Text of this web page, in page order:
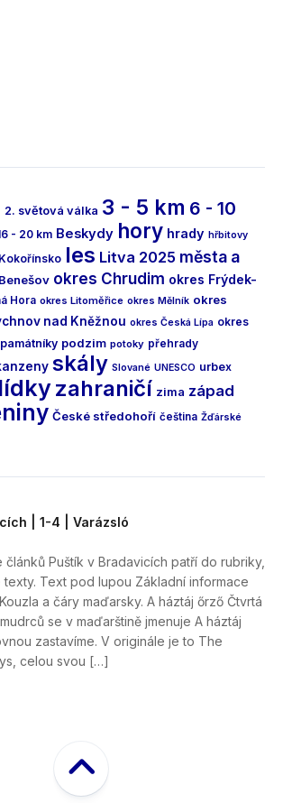
2. světová válka 3 - 5 km 6 - 10
- 20 km Beskydy hory hrady hřbitovy
Kokořínsko les Litva 2025 města a
okres Chrudim okres Frýdek-
Hora okres Litoměřice okres Mělník okres
nad Kněžnou okres Česká Lípa okres
památníky podzim potoky přehrady
skály Slované UNESCO urbex
zahraničí zima západ
České středohoří čeština Žďárské
| 1-4 | Varázsló
Puštík v Bradavicích patří do rubriky,
Text pod lupou Základní informace
a čáry maďarsky. A háztáj őrző Čtvrtá
se v maďarštině jmenuje A háztáj
zastavíme. V originále je to The
celou svou […]